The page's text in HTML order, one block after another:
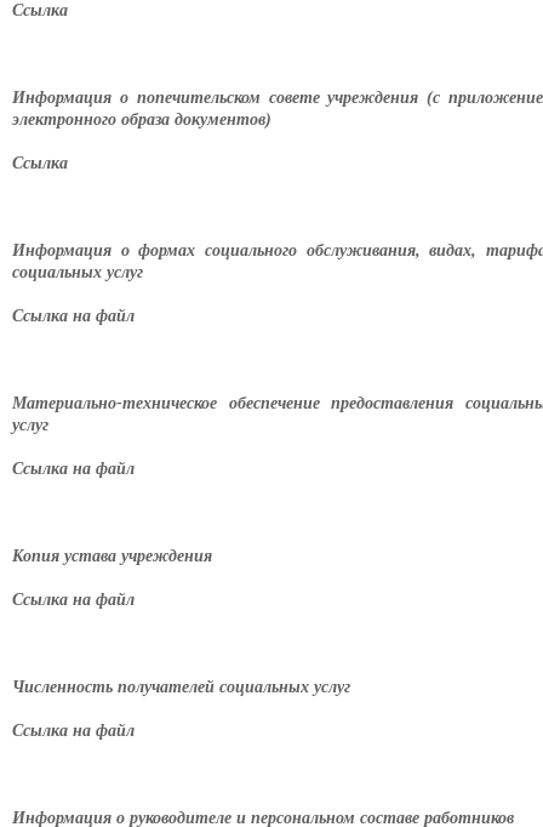
Ссылка
Информация о попечительском совете учреждения (с
электронного образа документов)
Ссылка
Информация о формах социального обслуживания, видах,
социальных услуг
Ссылка на файл
Материально-техническое обеспечение предоставления
услуг
Ссылка на файл
Копия устава учреждения
Ссылка на файл
Численность получателей социальных услуг
Ссылка на файл
Информация о руководителе и персональном составе работников